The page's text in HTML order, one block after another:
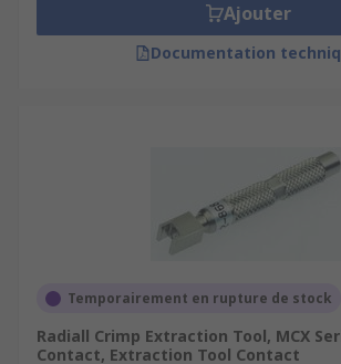
Ajouter
Documentation
Temporairement en rupture de stock
Radiall Crimp Extraction Tool, MCX
Contact, Extraction Tool Contact